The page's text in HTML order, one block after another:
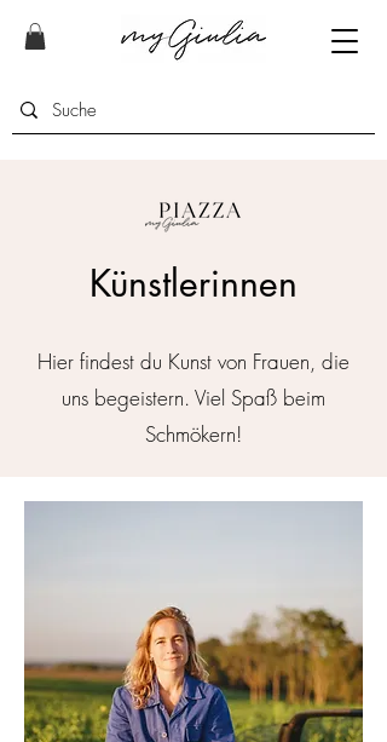
Künstlerinnen
Hier findest du Kunst von Frauen, die
uns begeistern. Viel Spaß beim
Schmökern!